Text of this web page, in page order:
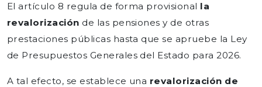
El artículo 8 regula de forma provisional la
revalorización de las pensiones y de otras
prestaciones públicas hasta que se apruebe la Ley
de Presupuestos Generales del Estado para 2026.
A tal efecto, se establece una revalorización de